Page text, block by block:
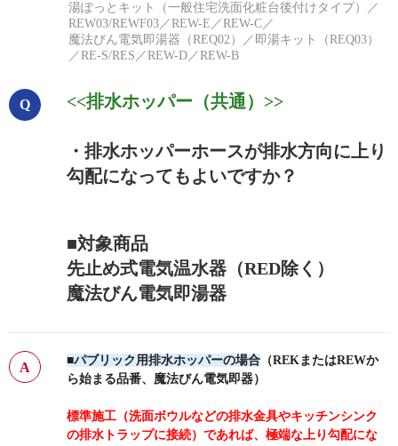
湯ぽっとキット（一般住宅洗面化粧台後付けタイプ）
／
REW03/REWF03／REW-E ／REW-C／
魔法びん電気即湯器（REQ02）
／ 即湯キット（REQ03）
／RE-S/RES ／REW-D／REW-B
<<排水ホッパー（共通）>>
・排水ホッパーホースが排水方向に上り
勾配になってもよいですか？
■対象商品
先止め式電気温水器（RED除く）
魔法びん電気即湯器
■パブリック用排水ホッパーの場合 （REKまたはREWか
ら始まる品番、魔法びん電気即器）
標準施工（洗面ボウルなどの排水金具やキッチンシンク
の排水トラップに接続）であれば、極端な上り勾配にな